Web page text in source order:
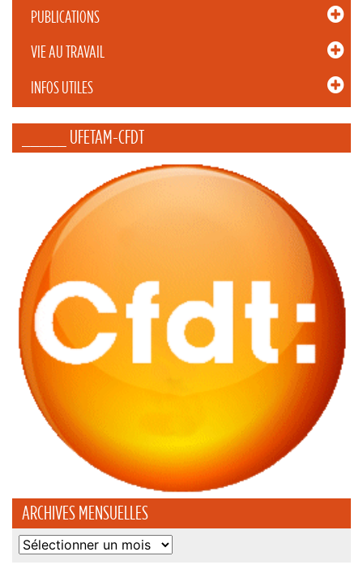
PUBLICATIONS
VIE AU TRAVAIL
INFOS UTILES
_____ UFETAM-CFDT
ARCHIVES MENSUELLES
Archives